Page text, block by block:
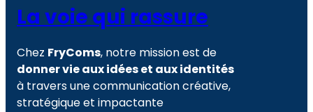
La voie qui rassure
Chez FryComs, notre mission est de
donner vie aux idées et aux identités
à travers une communication créative,
stratégique et impactante